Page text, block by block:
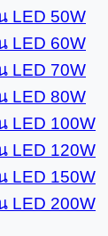
LED 50W
LED 60W
LED 70W
LED 80W
LED 100W
LED 120W
LED 150W
LED 200W